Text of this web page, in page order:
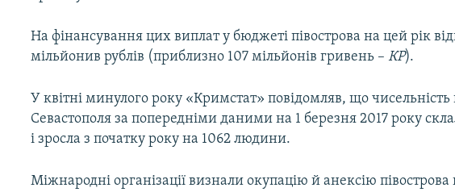
На фінансування цих виплат у бюджеті півострова на цей рік
мільйонив рублів (приблизно 107 мільйонів гривень –КР).
У квітні минулого року «Кримстат» повідомляв, що
Севастополя за попередніми даними на 1 березня 2017 року
і зросла з початку року на 1062 людини.
Міжнародні організації визнали окупацію й анексію